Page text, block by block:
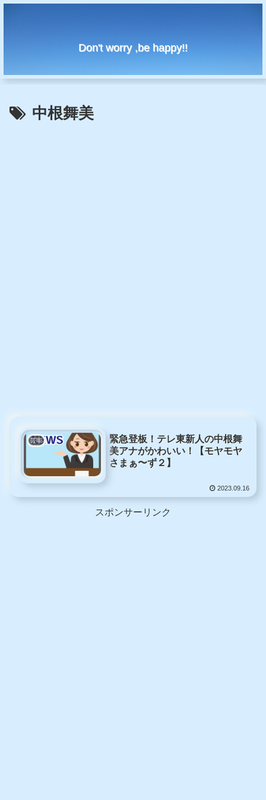
Don't worry ,be happy!!
中根舞美
芸能
緊急登板！テレ東新人の中根舞
美アナがかわいい！【モヤモヤ
さまぁ〜ず２】
2023.09.16
スポンサーリンク